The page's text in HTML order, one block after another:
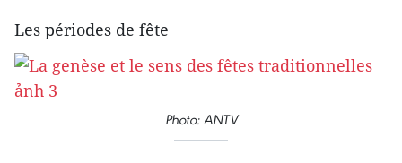
Les périodes de fête
Photo: ANTV